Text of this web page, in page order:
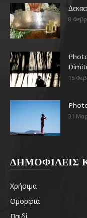
8
15
31
ΔΗΜΟΦΙΛΕΙΣ
Χρήσιμα
Ομορφιά